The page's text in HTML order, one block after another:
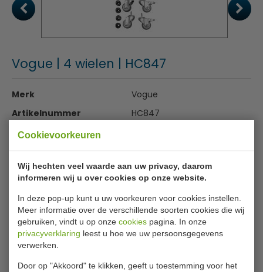
Cookievoorkeuren
Wij hechten veel waarde aan uw privacy, daarom
informeren wij u over cookies op onze website.
In deze pop-up kunt u uw voorkeuren voor cookies instellen.
Meer informatie over de verschillende soorten cookies die wij
gebruiken, vindt u op onze cookies pagina. In onze
privacyverklaring leest u hoe we uw persoonsgegevens
verwerken.
Door op "Akkoord" te klikken, geeft u toestemming voor het
Vogue | 4 wielen | HC847
Merk
Vogue
Artikelnummer
HC847
Levertijd
€ 53,99 | Voordeel € 2,99
€ 51,00excl. btw
€61,71 incl. btw
In winkelwagentje